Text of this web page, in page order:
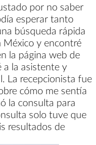
por no saber
esperar tanto
búsqueda rápida
México y encontré
la página web de
a la asistente y
La recepcionista fue
cómo me sentía
la consulta para
solo tuve que
resultados de